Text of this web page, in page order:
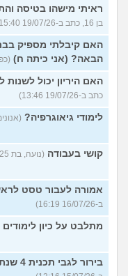
ראיתי מישהו בטיסה
בן 16, כתב ב-19/07/26 15:40)
האם קיבלתי מספיק
הבאה? (אני כיתה ח) (כפיר, בן
האם היריון יכול
כתב ב-19/07/26 13:46)
לימודי גיאוגרפיה? (אנונימית, בת
קושי בעבודה (נועה, בת 25, כתבה ב-16/07/26 16:28)
אמורה לעבור טסט
ב-16/07/26 16:19)
מתלבט על כיון לימודים
בירור לגבי תכנית 4 שנתית לרפואה